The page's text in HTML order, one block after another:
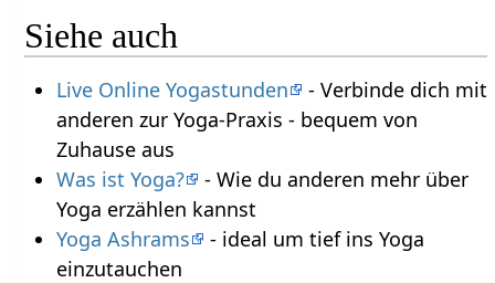
Siehe auch
Live Online Yogastunden
- Verbinde dich mit
anderen zur Yoga-Praxis - bequem von
Zuhause aus
Was ist Yoga?
- Wie du anderen mehr über
Yoga erzählen kannst
Yoga Ashrams
- ideal um tief ins Yoga
einzutauchen